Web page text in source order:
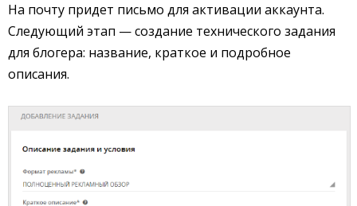
На почту придет письмо для активации аккаунта.
Следующий этап — создание технического задания
для блогера: название, краткое и подробное
описания.